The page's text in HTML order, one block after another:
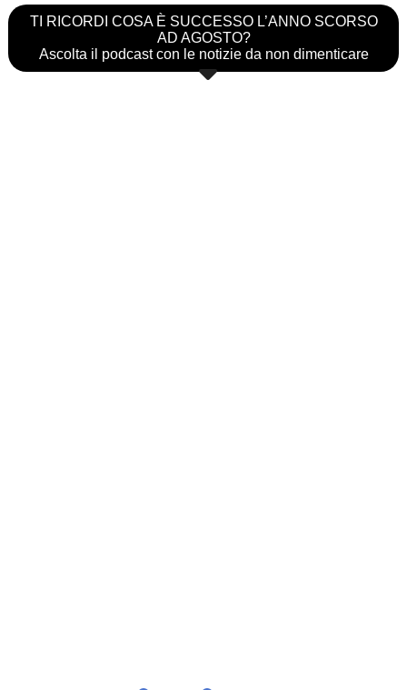
TI RICORDI COSA È SUCCESSO L’ANNO SCORSO
AD AGOSTO?
Ascolta il podcast con le notizie da non dimenticare